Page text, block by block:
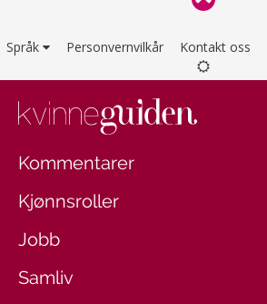
Språk Personvernvilkår Kontakt oss
Kommentarer
Kjønnsroller
Jobb
Samliv